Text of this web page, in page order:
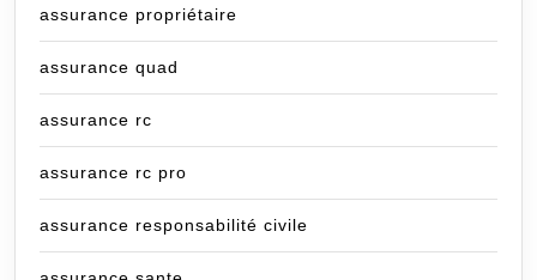
assurance propriétaire
assurance quad
assurance rc
assurance rc pro
assurance responsabilité civile